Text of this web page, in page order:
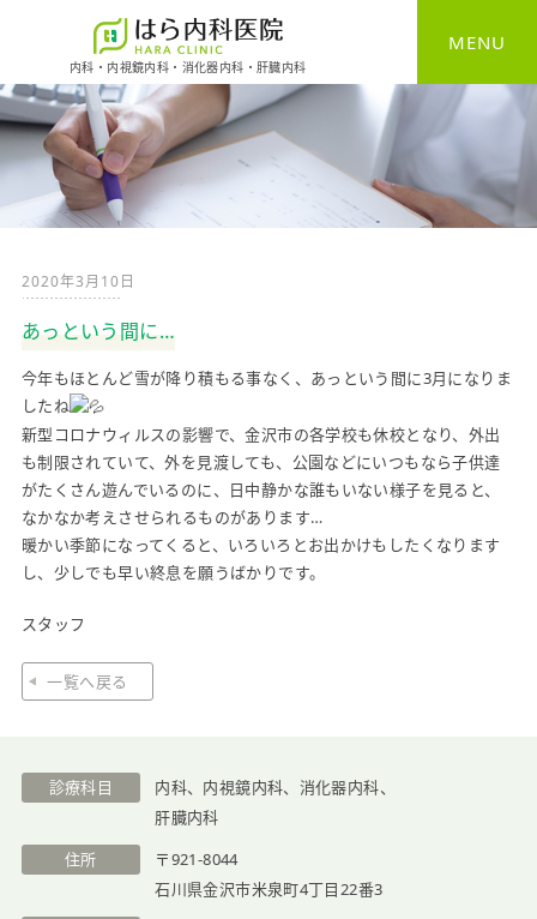
内科・内視鏡内科・消化器内科・肝臓内科
MENU
HOME
一般内科
消化器内科
予防接種
自費診療
医院紹介
2020年3月10日
あっという間に…
今年もほとんど雪が降り積もる事なく、あっという間に3月になり ま
したね
新型コロナウィルスの影響で、金沢市の各学校も休校となり、外出
も制限されていて、外を見渡しても、公園などにいつもなら子供達
がたくさん遊んでいるのに、日中静かな誰もいない様子を見ると、
なかなか考えさせられるものがあります…
暖かい季節になってくると、いろいろとお出かけもしたくなります
し、少しでも早い終息を願うばかりです。
スタッフ
一覧へ戻る
診療科目
内科、内視鏡内科、消化器内科、
肝臓内科
住所
〒921-8044
石川県金沢市米泉町4丁目22番3